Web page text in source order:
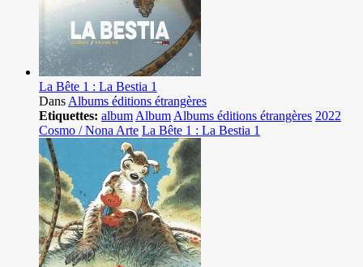
La Bête 1 : La Bestia 1
Dans Albums éditions étrangères
Etiquettes: album Album Albums éditions étrangères 2022
Cosmo / Nona Arte La Bête 1 : La Bestia 1